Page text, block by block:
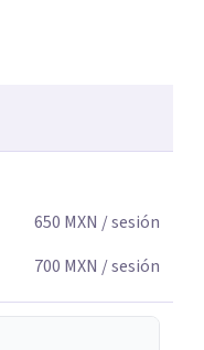
650 MXN / sesión
700 MXN / sesión